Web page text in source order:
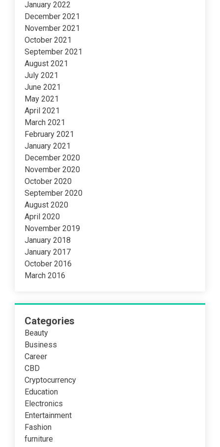
January 2022
December 2021
November 2021
October 2021
September 2021
August 2021
July 2021
June 2021
May 2021
April 2021
March 2021
February 2021
January 2021
December 2020
November 2020
October 2020
September 2020
August 2020
April 2020
November 2019
January 2018
January 2017
October 2016
March 2016
Categories
Beauty
Business
Career
CBD
Cryptocurrency
Education
Electronics
Entertainment
Fashion
furniture